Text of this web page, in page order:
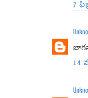
7
14